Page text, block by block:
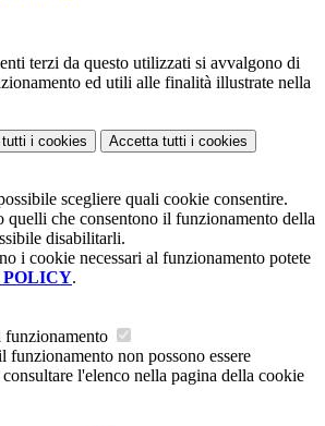
terzi da questo utilizzati si avvalgono di
ed utili alle finalità illustrate nella
tutti i cookies Accetta tutti i cookies
scegliere quali cookie consentire.
quelli che consentono il funzionamento della
disabilitarli.
i cookie necessari al funzionamento potete
POLICY.
funzionamento
funzionamento non possono essere
l'elenco nella pagina della cookie